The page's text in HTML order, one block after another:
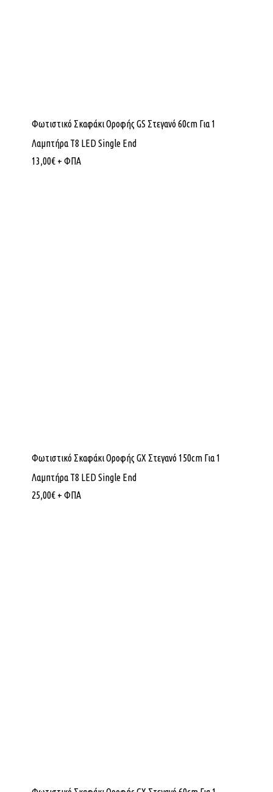
Φωτιστικό Σκαφάκι Οροφής GS Στεγανό 60cm Για 1
Λαμπτήρα T8 LED Single End
13,00€ + ΦΠΑ
Φωτιστικό Σκαφάκι Οροφής GX Στεγανό 150cm Για 1
Λαμπτήρα T8 LED Single End
25,00€ + ΦΠΑ